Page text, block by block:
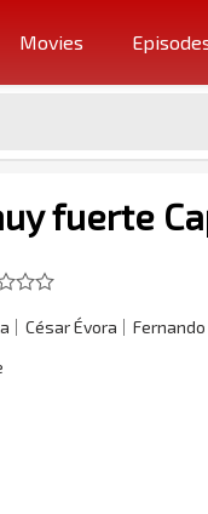
Movies
fuerte
César Évora